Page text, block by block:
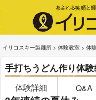
イリコスキー製麺所 > 体験教室 > 体
手打ちうどん作り体験
体験詳細 Q&A